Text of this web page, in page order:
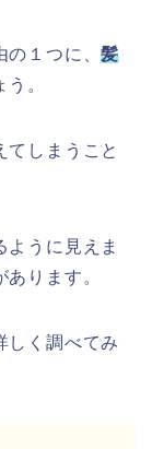
の１つに、髪
。
てしまうこと
ように見えま
ります。
しく調べてみ